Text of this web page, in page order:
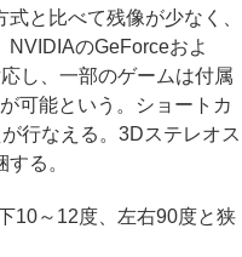
と比べて残像が少なく、
NVIDIAのGeForceおよ
し、一部のゲームは付属
可能という。ショートカ
行なえる。3Dステレオス
る。
10～12度、左右90度と狭